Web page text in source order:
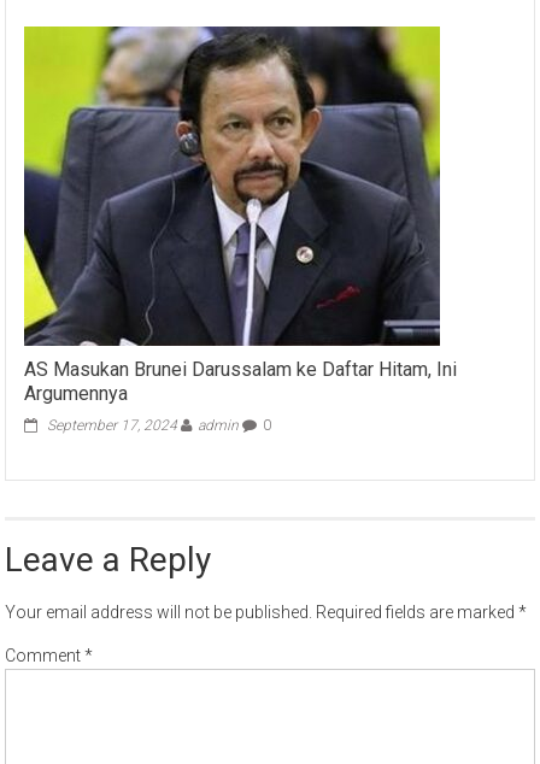
AS Masukan Brunei Darussalam ke Daftar Hitam, Ini
Argumennya
September 17, 2024 admin 0
Leave a Reply
Your email address will not be published. Required fields are marked*
Comment*